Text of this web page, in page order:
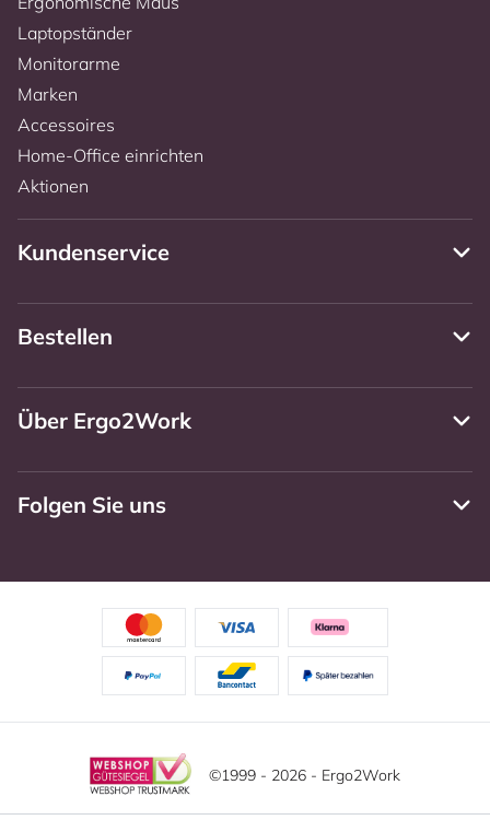
Laptopständer
Monitorarme
Marken
Accessoires
Home-Office einrichten
Aktionen
Kundenservice
Bestellen
Über Ergo2Work
Folgen Sie uns
©1999 - 2026 - Ergo2Work